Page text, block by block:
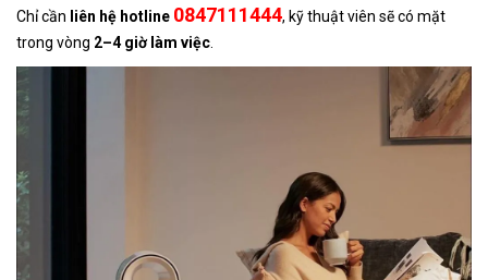
Chỉ cần liên hệ hotline 0847111444, kỹ thuật viên sẽ có mặt
trong vòng 2–4 giờ làm việc